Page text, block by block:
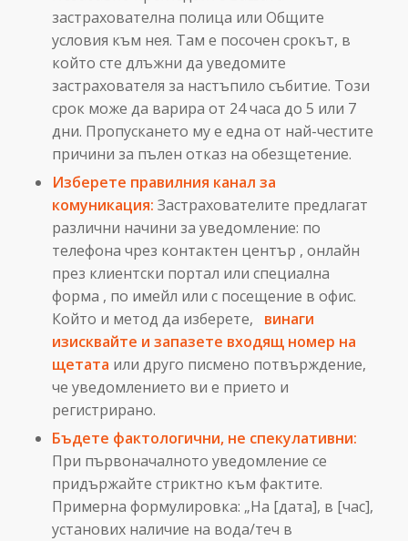
застрахователна полица или Общите
условия към нея. Там е посочен срокът, в
който сте длъжни да уведомите
застрахователя за настъпило събитие. Този
срок може да варира от 24 часа до 5 или 7
дни. Пропускането му е една от най-честите
причини за пълен отказ на обезщетение.
Изберете правилния канал за
комуникация: Застрахователите предлагат
различни начини за уведомление: по
телефона чрез контактен център , онлайн
през клиентски портал или специална
форма , по имейл или с посещение в офис.
Който и метод да изберете, винаги
изисквайте и запазете входящ номер на
щетата или друго писмено потвърждение,
че уведомлението ви е прието и
регистрирано.
Бъдете фактологични, не спекулативни:
При първоначалното уведомление се
придържайте стриктно към фактите.
Примерна формулировка: „На [дата], в [час],
установих наличие на вода/теч в